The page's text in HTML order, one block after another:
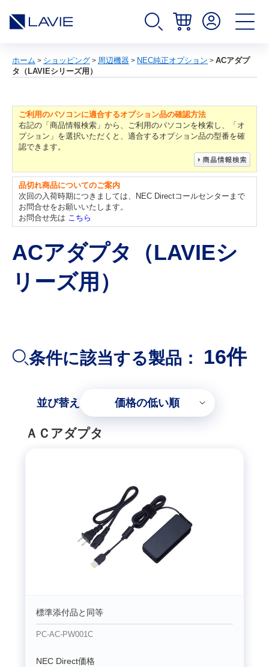
ホーム > ショッピング > 周辺機器 > NEC純正オプション > ACアダプ
タ（LAVIEシリーズ用）
ご利用のパソコンに適合するオプション品の確認方法
右記の「商品情報検索」から、ご利用のパソコンを検索し、「オ
プション」を選択いただくと、適合するオプション品の型番を確
認できます。
品切れ商品についてのご案内
次回の入荷時期につきましては、NEC Directコールセンターまで
お問合せをお願いいたします。
お問合せ先は こちら
ACアダプタ（LAVIEシ
リーズ用）
条件に該当する製品： 16件
並び替え 価格の低い順
ＡＣアダプタ
標準添付品と同等
PC-AC-PW001C
NEC Direct価格